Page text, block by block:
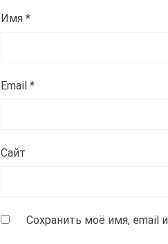
Имя *
Email *
Сайт
Сохранить моё имя, email